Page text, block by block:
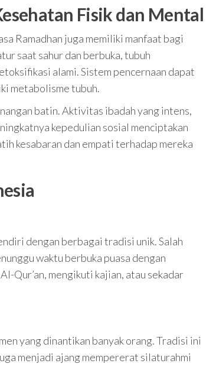
Fisik dan Mental
Ramadhan juga memiliki manfaat bagi
saat sahur dan berbuka, tubuh
alami. Sistem pencernaan dapat
metabolisme tubuh.
batin. Aktivitas ibadah yang intens,
kepedulian sosial menciptakan
kesabaran dan empati terhadap mereka
dengan berbagai tradisi unik. Salah
waktu berbuka puasa dengan
Qur’an, mengikuti kajian, atau sekadar
yang dinantikan banyak orang. Tradisi ini
menjadi ajang mempererat silaturahmi